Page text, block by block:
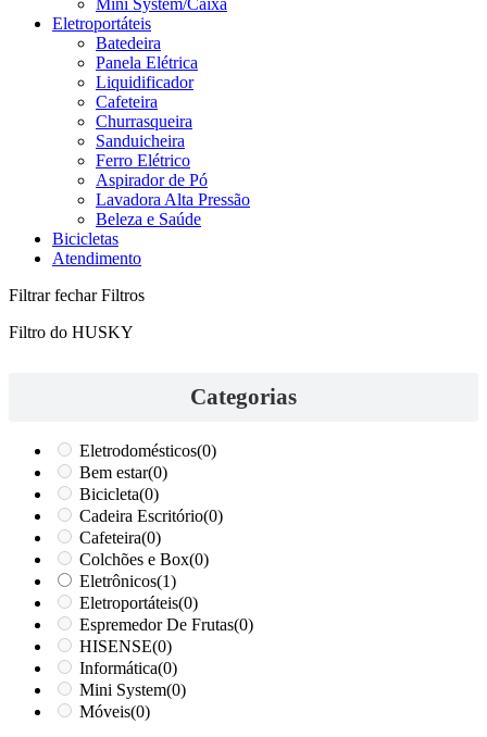
Mini System/Caixa
Eletroportáteis
Batedeira
Panela Elétrica
Liquidificador
Cafeteira
Churrasqueira
Sanduicheira
Ferro Elétrico
Aspirador de Pó
Lavadora Alta Pressão
Beleza e Saúde
Bicicletas
Atendimento
Filtrar fechar Filtros
Filtro do HUSKY
Categorias
Eletrodomésticos(0)
Bem estar(0)
Bicicleta(0)
Cadeira Escritório(0)
Cafeteira(0)
Colchões e Box(0)
Eletrônicos(1)
Eletroportáteis(0)
Espremedor De Frutas(0)
HISENSE(0)
Informática(0)
Mini System(0)
Móveis(0)